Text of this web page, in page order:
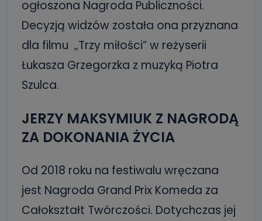
ogłoszona Nagroda Publiczności.
Decyzją widzów została ona przyznana
dla filmu „Trzy miłości” w reżyserii
Łukasza Grzegorzka z muzyką Piotra
Szulca.
JERZY MAKSYMIUK Z NAGRODĄ
ZA DOKONANIA ŻYCIA
Od 2018 roku na festiwalu wręczana
jest Nagroda Grand Prix Komeda za
Całokształt Twórczości. Dotychczas jej